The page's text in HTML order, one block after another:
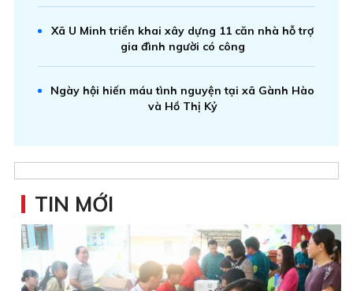
Xã U Minh triển khai xây dựng 11 căn nhà hỗ trợ
gia đình người có công
Ngày hội hiến máu tình nguyện tại xã Gành Hào
và Hồ Thị Kỷ
TIN MỚI